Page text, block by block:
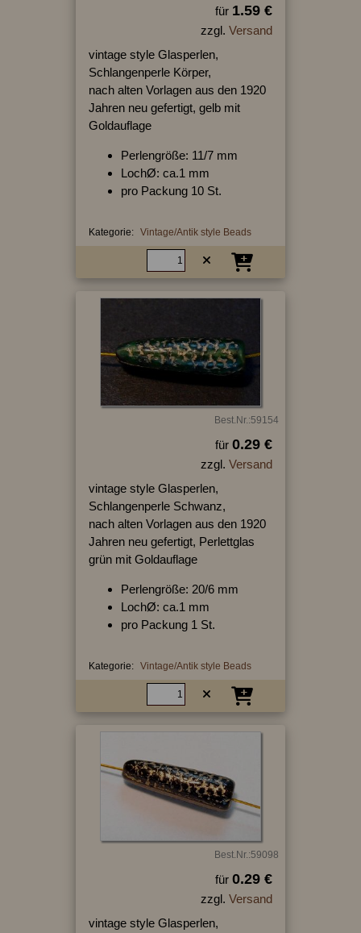
für 1.59 €
zzgl. Versand
vintage style Glasperlen,
Schlangenperle Körper,
nach alten Vorlagen aus den 1920
Jahren neu gefertigt, gelb mit
Goldauflage
Perlengröße: 11/7 mm
LochØ: ca.1 mm
pro Packung 10 St.
Kategorie: Vintage/Antik style Beads
Best.Nr.:59154
für 0.29 €
zzgl. Versand
vintage style Glasperlen,
Schlangenperle Schwanz,
nach alten Vorlagen aus den 1920
Jahren neu gefertigt, Perlettglas
grün mit Goldauflage
Perlengröße: 20/6 mm
LochØ: ca.1 mm
pro Packung 1 St.
Kategorie: Vintage/Antik style Beads
Best.Nr.:59098
für 0.29 €
zzgl. Versand
vintage style Glasperlen,